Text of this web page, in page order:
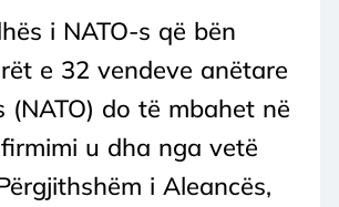
i NATO-s që bën
e 32 vendeve anëtare
(NATO) do të mbahet në
u dha nga vetë
i Aleancës,